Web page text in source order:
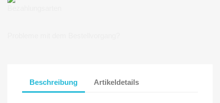
Beschreibung Artikeldetails